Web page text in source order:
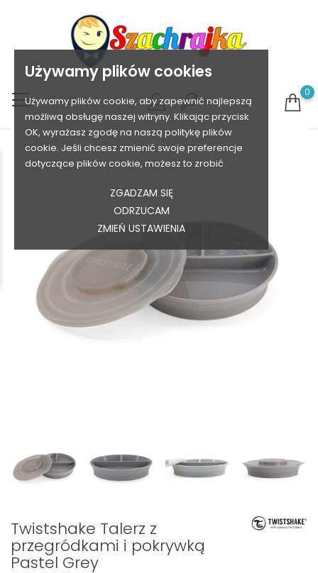
Używamy plików cookies
Używamy plików cookie, aby zapewnić najlepszą
możliwą obsługę naszej witryny. Klikając przycisk
OK, wyrażasz zgodę na naszą politykę plików
cookie. Jeśli chcesz zmienić swoje preferencje
dotyczące plików cookie, możesz to zrobić
ZGADZAM SIĘ
ODRZUCAM
ZMIEŃ USTAWIENIA
0
Twistshake Talerz z
przegródkami i pokrywką
Pastel Grey